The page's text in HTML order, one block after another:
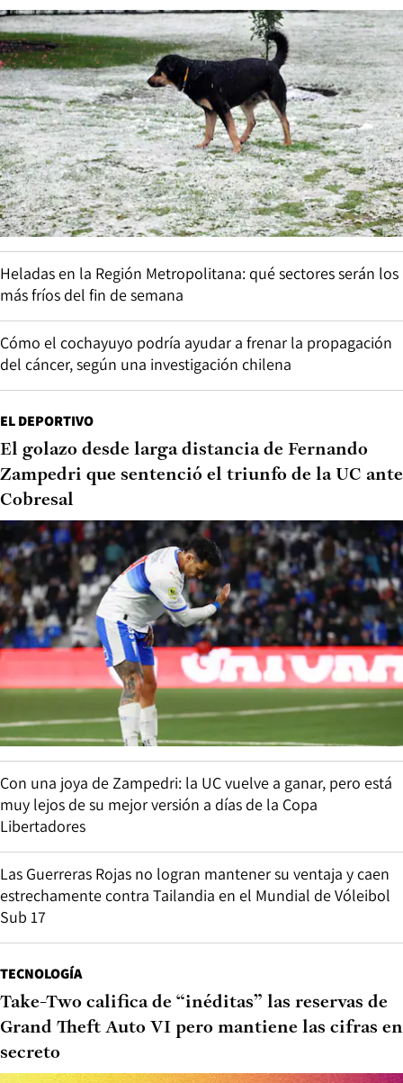
Heladas en la Región Metropolitana: qué sectores serán los
más fríos del fin de semana
Cómo el cochayuyo podría ayudar a frenar la propagación
del cáncer, según una investigación chilena
EL DEPORTIVO
El golazo desde larga distancia de Fernando
Zampedri que sentenció el triunfo de la UC ante
Cobresal
Con una joya de Zampedri: la UC vuelve a ganar, pero está
muy lejos de su mejor versión a días de la Copa
Libertadores
Las Guerreras Rojas no logran mantener su ventaja y caen
estrechamente contra Tailandia en el Mundial de Vóleibol
Sub 17
TECNOLOGÍA
Take-Two califica de “inéditas” las reservas de
Grand Theft Auto VI pero mantiene las cifras en
secreto